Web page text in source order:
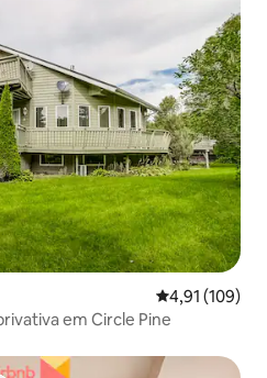
4,91 de uma
4,91 (109)
em Circle Pine